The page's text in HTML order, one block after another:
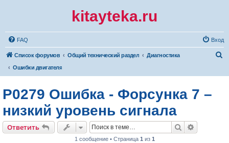
kitayteka.ru
FAQ Вход
Список форумов Общий технический раздел
Диагностика
Ошибки двигателя
P0279 Ошибка - Форсунка 7 –
низкий уровень сигнала
Ответить Поиск
1 сообщение • Страница 1 из 1